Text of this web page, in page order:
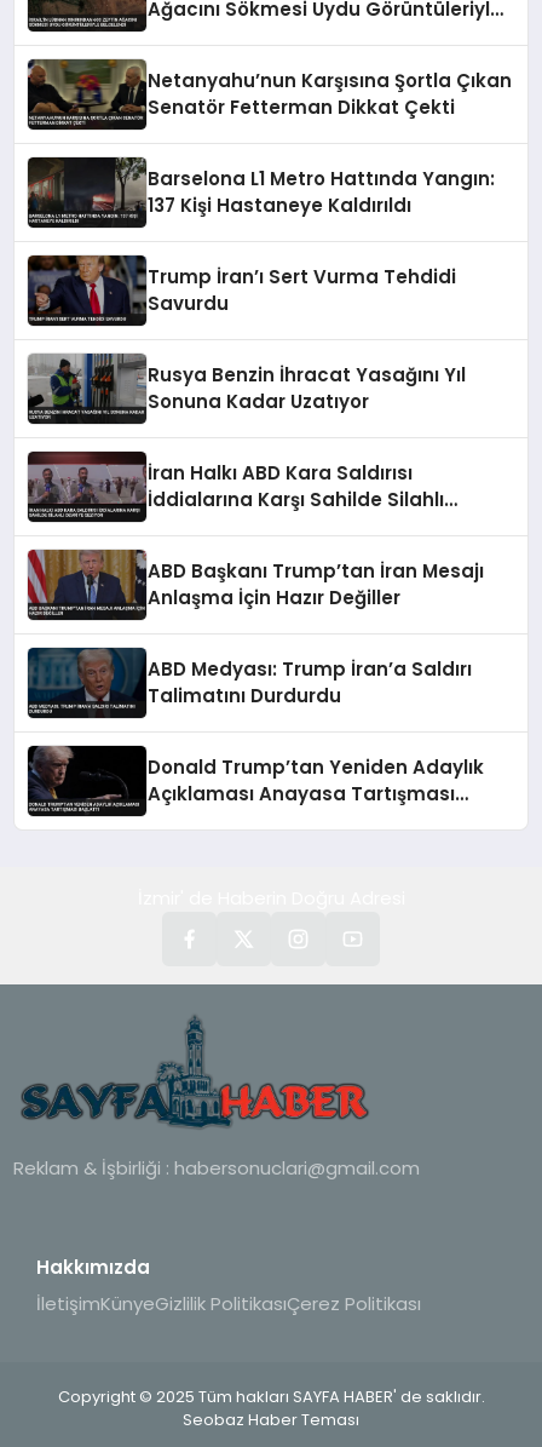
Ağacını Sökmesi Uydu Görüntüleriyle
Netanyahu’nun Karşısına Şortla Çıkan
Senatör Fetterman Dikkat Çekti
Barselona L1 Metro Hattında Yangın:
137 Kişi Hastaneye Kaldırıldı
Trump İran’ı Sert Vurma Tehdidi
Savurdu
Rusya Benzin İhracat Yasağını Yıl
Sonuna Kadar Uzatıyor
İran Halkı ABD Kara Saldırısı
İddialarına Karşı Sahilde Silahlı
ABD Başkanı Trump’tan İran Mesajı
Anlaşma İçin Hazır Değiller
ABD Medyası: Trump İran’a Saldırı
Talimatını Durdurdu
Donald Trump’tan Yeniden Adaylık
Açıklaması Anayasa Tartışması
Reklam & İşbirliği : habersonuclari@gmail.com
Hakkımızda
İletişimKünyeGizlilik PolitikasıÇerez Politikası
Copyright © 2025 Tüm hakları SAYFA HABER' de saklıdır.
Seobaz Haber Teması